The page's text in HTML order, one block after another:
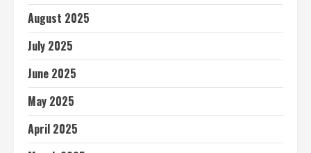
August 2025
July 2025
June 2025
May 2025
April 2025